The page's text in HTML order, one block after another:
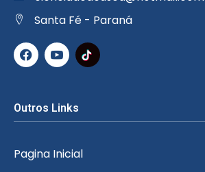
Santa Fé - Paraná
Outros Links
Pagina Inicial